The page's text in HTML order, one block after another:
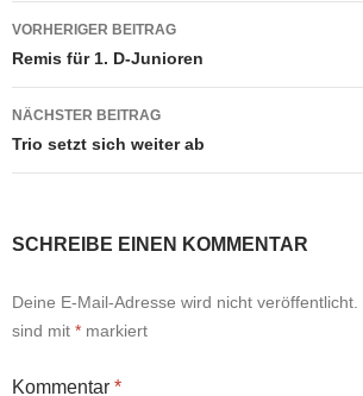
Beitragsnavigation
VORHERIGER BEITRAG
Remis für 1. D-Junioren
NÄCHSTER BEITRAG
Trio setzt sich weiter ab
SCHREIBE EINEN KOMMENTAR
Deine E-Mail-Adresse wird nicht veröffentlicht.
sind mit * markiert
Kommentar *